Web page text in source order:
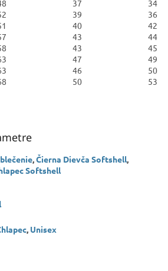
37
34
39
36
40
42
43
44
43
45
47
49
46
50
50 53
,Čierna Dievča Softshell,
Softshell
, Unisex